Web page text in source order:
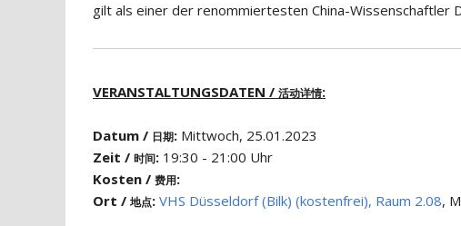
gilt als einer der renommiertesten China-Wissenschaftler
VERANSTALTUNGSDATEN / 活动详情:
Datum / 日期: Mittwoch, 25.01.2023
Zeit / 时间: 19:30 - 21:00 Uhr
Kosten / 费用:
Ort / 地点: VHS Düsseldorf (Bilk) (kostenfrei), Raum 2.08,